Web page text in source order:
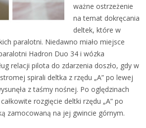
ważne ostrzeżenie
na temat dokręcania
deltek, które w
paralotni. Niedawno miało miejsce
Hadron Duo 34 i wózka
relacji pilota do zdarzenia doszło, gdy w
spirali deltka z rzędu „A” po lewej
z taśmy nośnej. Po oględzinach
rozgięcie deltki rzędu „A” po
zamocowaną na jej gwincie górnym.